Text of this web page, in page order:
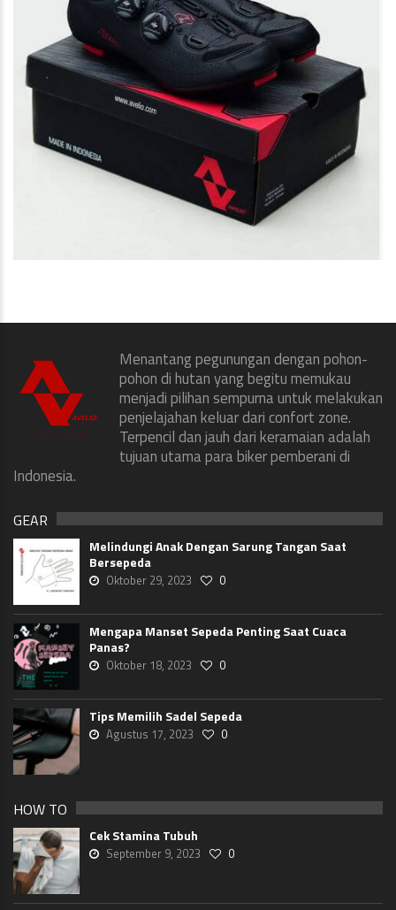
Menantang pegunungan dengan pohon-
pohon di hutan yang begitu memukau
menjadi pilihan sempurna untuk melakukan
penjelajahan keluar dari confort zone.
Terpencil dan jauh dari keramaian adalah
tujuan utama para biker pemberani di
Indonesia.
GEAR
Melindungi Anak Dengan Sarung Tangan Saat
Bersepeda
Oktober 29, 2023 0
Mengapa Manset Sepeda Penting Saat Cuaca
Panas?
Oktober 18, 2023 0
Tips Memilih Sadel Sepeda
Agustus 17, 2023 0
HOW TO
Cek Stamina Tubuh
September 9, 2023 0